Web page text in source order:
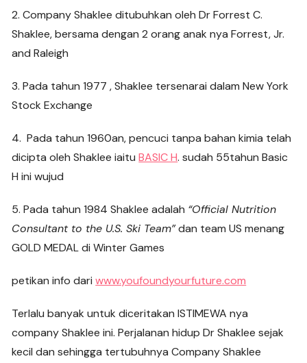
2. Company Shaklee ditubuhkan oleh Dr Forrest C.
Shaklee, bersama dengan 2 orang anak nya Forrest, Jr.
and Raleigh
3. Pada tahun 1977 , Shaklee tersenarai dalam New York
Stock Exchange
4. Pada tahun 1960an, pencuci tanpa bahan kimia telah
dicipta oleh Shaklee iaituBASIC H. sudah 55tahun Basic
H ini wujud
5. Pada tahun 1984 Shaklee adalah “Official Nutrition
Consultant to the U.S. Ski Team”dan team US menang
GOLD MEDAL di Winter Games
petikan info dariwww.youfoundyourfuture.com
Terlalu banyak untuk diceritakan ISTIMEWA nya
company Shaklee ini. Perjalanan hidup Dr Shaklee sejak
kecil dan sehingga tertubuhnya Company Shaklee